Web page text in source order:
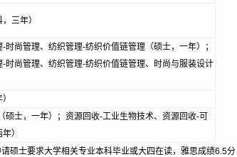
三年）
时尚管理、纺织管理-纺织价值链管理（硕士，一年）；
时尚管理、纺织管理-纺织价值链管理、时尚与服装设计
硕士，一年）；资源回收-工业生物技术、资源回收-可
）
硕士要求大学相关专业本科毕业或大四在读，雅思成绩6.5分